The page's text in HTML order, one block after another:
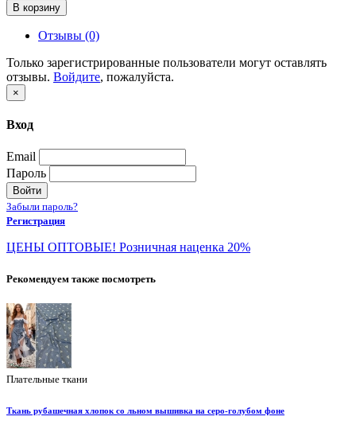
В корзину
Отзывы (0)
Только зарегистрированные пользователи могут оставлять
отзывы. Войдите, пожалуйста.
×
Вход
Email
Пароль
Войти
Забыли пароль?
Регистрация
ЦЕНЫ ОПТОВЫЕ! Розничная наценка 20%
Рекомендуем также посмотреть
Плательные ткани
Ткань рубашечная хлопок со льном вышивка на серо-голубом фоне